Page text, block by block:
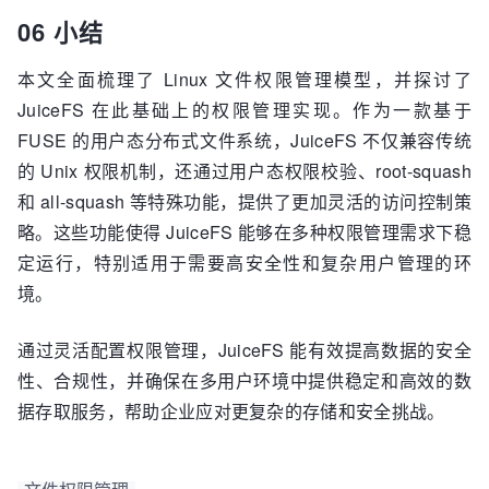
06 小结
本文全面梳理了 Linux 文件权限管理模型，并探讨了
JuiceFS 在此基础上的权限管理实现。作为一款基于
FUSE 的用户态分布式文件系统，JuiceFS 不仅兼容传统
的 Unix 权限机制，还通过用户态权限校验、root-squash
和 all-squash 等特殊功能，提供了更加灵活的访问控制策
略。这些功能使得 JuiceFS 能够在多种权限管理需求下稳
定运行，特别适用于需要高安全性和复杂用户管理的环
境。
通过灵活配置权限管理，JuiceFS 能有效提高数据的安全
性、合规性，并确保在多用户环境中提供稳定和高效的数
据存取服务，帮助企业应对更复杂的存储和安全挑战。